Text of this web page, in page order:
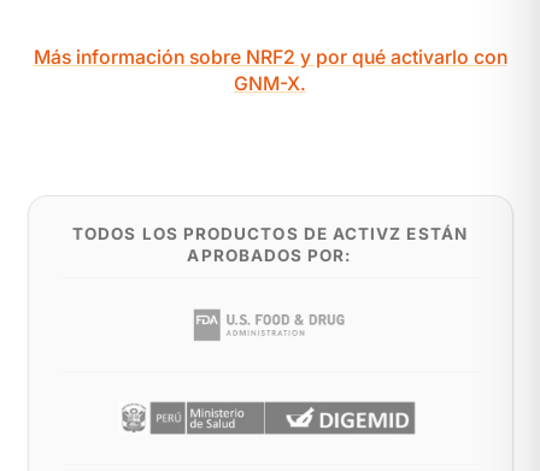
Más información sobre NRF2 y por qué activarlo con
GNM-X.
TODOS LOS PRODUCTOS DE ACTIVZ ESTÁN
APROBADOS POR: